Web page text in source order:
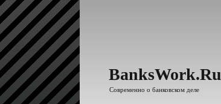
BanksWork.Ru
Современно о банковском деле